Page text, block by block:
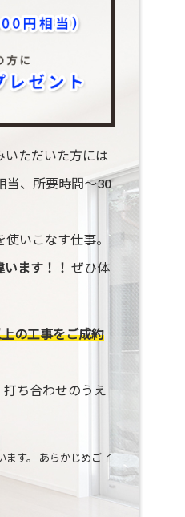
いただいた方には
当、所要時間〜30
いこなす仕事。
ます！！ ぜひ体
の工事をご成約
打ち合わせのうえ
ます。 あらかじめご了